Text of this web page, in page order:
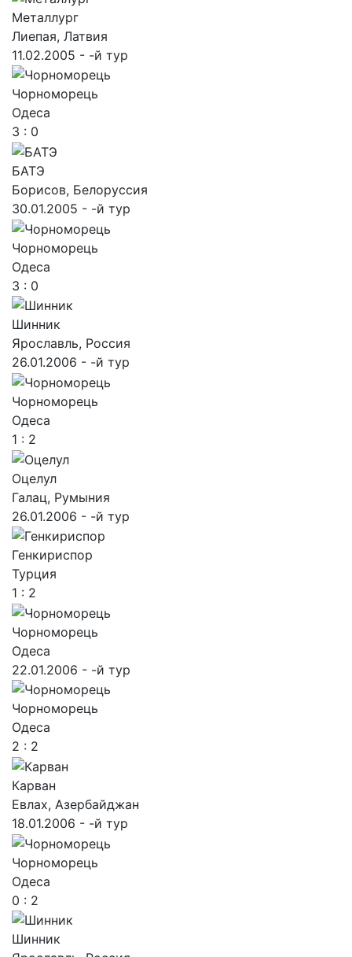
Металлург
Лиепая, Латвия
11.02.2005 - -й тур
Чорноморець
Одеса
3 : 0
БАТЭ
Борисов, Белоруссия
30.01.2005 - -й тур
Чорноморець
Одеса
3 : 0
Шинник
Ярославль, Россия
26.01.2006 - -й тур
Чорноморець
Одеса
1 : 2
Оцелул
Галац, Румыния
26.01.2006 - -й тур
Генкириспор
Турция
1 : 2
Чорноморець
Одеса
22.01.2006 - -й тур
Чорноморець
Одеса
2 : 2
Карван
Евлах, Азербайджан
18.01.2006 - -й тур
Чорноморець
Одеса
0 : 2
Шинник